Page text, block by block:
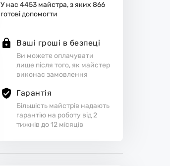
У нас4453 майстра, з яких866
готові допомогти
Ваші гроші в безпеці
Ви можете оплачувати
лише після того, як майстер
виконає замовлення
Гарантія
Більшість майстрів надають
гарантію на роботу від 2
тижнів до 12 місяців